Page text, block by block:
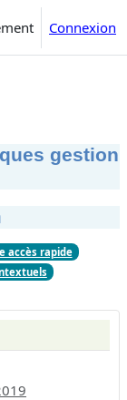
Connexion
gestion
accès rapide